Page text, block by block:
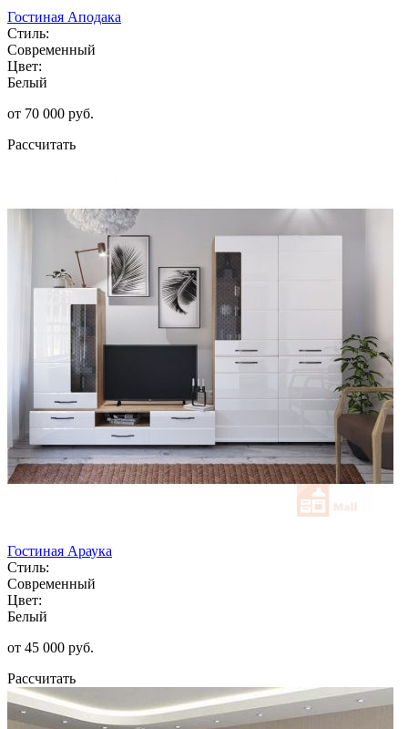
Гостиная Аподака
Стиль:
Современный
Цвет:
Белый
от 70 000 руб.
Рассчитать
Гостиная Араука
Стиль:
Современный
Цвет:
Белый
от 45 000 руб.
Рассчитать